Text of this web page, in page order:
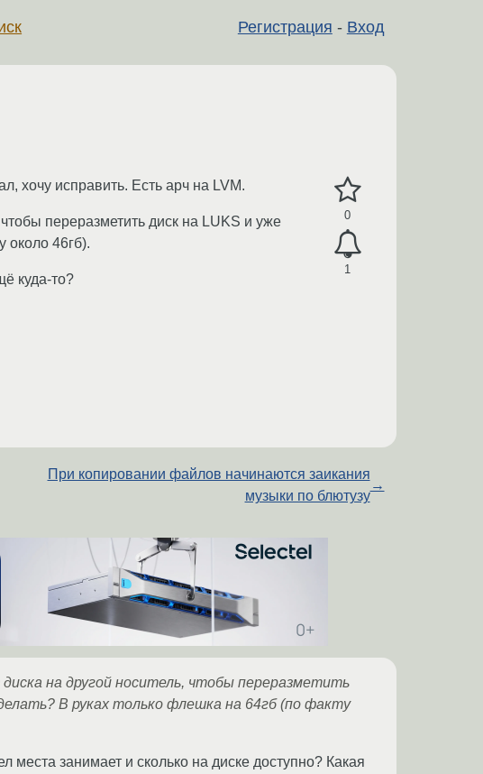
Регистрация - Вход
0
1
хочу исправить. Есть арч на LVM.
переразметить диск на LUKS и уже
около 46гб).
куда-то?
При копировании файлов начинаются заикания
музыки по блютузу
→
на другой носитель, чтобы переразметить
В руках только флешка на 64гб (по факту
занимает и сколько на диске доступно? Какая